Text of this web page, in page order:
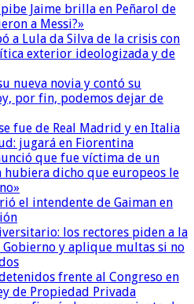
Jaime brilla en Peñarol de
a Messi?»
a Lula da Silva de la crisis con
exterior ideologizada y de
nueva novia y contó su
por fin, podemos dejar de
fue de Real Madrid y en Italia
jugará en Fiorentina
que fue víctima de un
hubiera dicho que europeos le
el intendente de Gaiman en
los rectores piden a la
y aplique multas si no
frente al Congreso en
de Propiedad Privada